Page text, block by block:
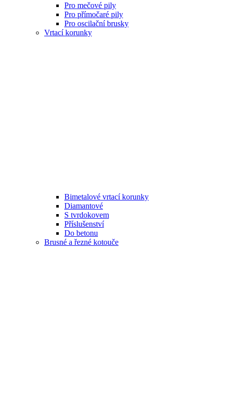
Pro mečové pily
Pro přímočaré pily
Pro oscilační brusky
Vrtací korunky
Bimetalové vrtací korunky
Diamantové
S tvrdokovem
Příslušenství
Do betonu
Brusné a řezné kotouče